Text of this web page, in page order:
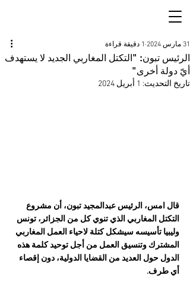
الرئيس تبون: "التكتل المغاربي الجديد لا يستهدف
أيّ دولة أخرى"
31 مارس 2024 1 دقيقة قراءة
تاريخ التحديث: 1 أبريل 2024
قال امس، الرئيس عبدالمجيد تبون، أن مشروع
التكتل المغاربي الذي تنوي كل من الجزائر، تونس
وليبيا تأسيسه سيشكل كتلة لاحياء العمل المغاربي
المشترك وتنسيق العمل من أجل توحيد كلمة هذه
الدول حول العديد من القضايا الدولية، دون إقصاء
أي طرف.